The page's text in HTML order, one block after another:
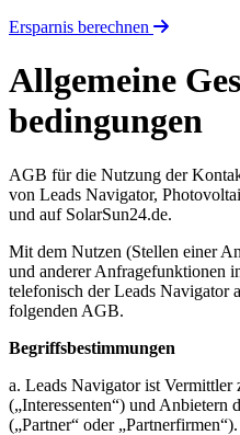
Ersparnis berechnen
Allgemeine
bedingungen
AGB für die Nutzung der
von Leads Navigator,
und auf SolarSun24.de.
Mit dem Nutzen (Stellen einer
und anderer Anfragefunktionen
telefonisch der Leads Navigator
folgenden AGB.
Begriffsbestimmungen
a. Leads Navigator ist Vermittler
(„Interessenten“) und Anbietern
(„Partner“ oder „Partnerfirmen“).